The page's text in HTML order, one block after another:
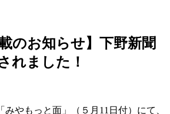
のお知らせ】下野新聞
れました！
みやもっと面」（５月11日付）にて、